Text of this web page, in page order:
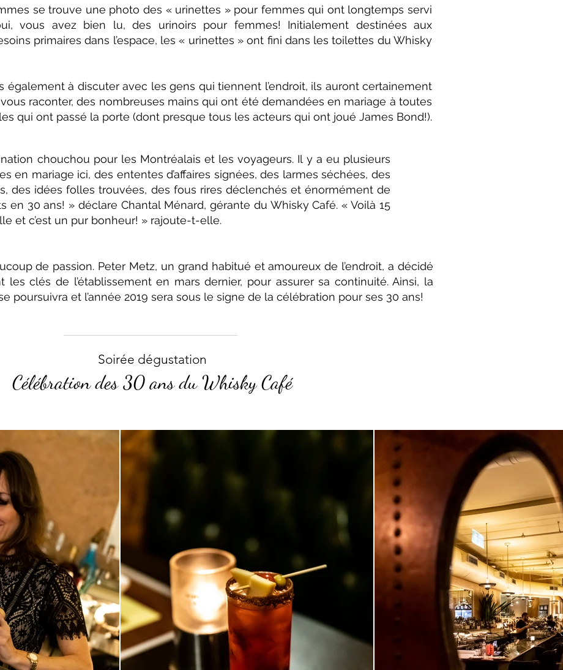
se trouve une photo des « urinettes » pour femmes qui ont longtemps servi
vous avez bien lu, des urinoirs pour femmes! Initialement destinées aux
primaires dans l’espace, les « urinettes » ont fini dans les toilettes du Whisky
également à discuter avec les gens qui tiennent l’endroit, ils auront certainement
raconter, des nombreuses mains qui ont été demandées en mariage à toutes
qui ont passé la porte (dont presque tous les acteurs qui ont joué James Bond!).
chouchou pour les Montréalais et les voyageurs. Il y a eu plusieurs
en mariage ici, des ententes d’affaires signées, des larmes séchées, des
des idées folles trouvées, des fous rires déclenchés et énormément de
en 30 ans! » déclare Chantal Ménard, gérante du Whisky Café. « Voilà 15
et c’est un pur bonheur! » rajoute-t-elle.
de passion. Peter Metz, un grand habitué et amoureux de l’endroit, a décidé
les clés de l’établissement en mars dernier, pour assurer sa continuité. Ainsi, la
poursuivra et l’année 2019 sera sous le signe de la célébration pour ses 30 ans!
Soirée dégustation
Célébration des 30 ans du Whisky Café